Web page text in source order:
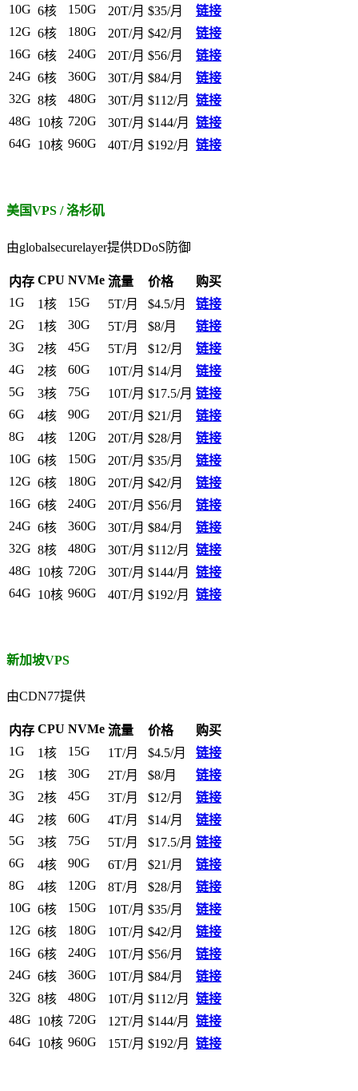
10G 6核 150G 20T/月 $35/月
链接
12G 6核 180G 20T/月 $42/月
链接
16G 6核 240G 20T/月 $56/月
链接
24G 6核 360G 30T/月 $84/月
链接
32G 8核 480G 30T/月 $112/月
链接
48G 10核 720G 30T/月 $144/月
链接
64G 10核 960G 40T/月 $192/月 链接
美国VPS / 洛杉矶
由globalsecurelayer提供DDoS防御
内存 CPU NVMe 流量 价格
购买
1G
1核 15G 5T/月 $4.5/月
链接
2G
1核 30G 5T/月 $8/月
链接
3G
2核 45G 5T/月 $12/月
链接
4G
2核 60G 10T/月 $14/月
链接
5G
3核 75G 10T/月 $17.5/月 链接
6G
4核 90G 20T/月 $21/月
链接
8G
4核 120G 20T/月 $28/月
链接
10G 6核 150G 20T/月 $35/月
链接
12G 6核 180G 20T/月 $42/月
链接
16G 6核 240G 20T/月 $56/月
链接
24G 6核 360G 30T/月 $84/月
链接
32G 8核 480G 30T/月 $112/月
链接
48G 10核 720G 30T/月 $144/月
链接
64G 10核 960G 40T/月 $192/月 链接
新加坡VPS
由CDN77提供
内存 CPU NVMe 流量 价格
购买
1G
1核 15G 1T/月 $4.5/月
链接
2G
1核 30G 2T/月 $8/月
链接
3G
2核 45G 3T/月 $12/月
链接
4G
2核 60G 4T/月 $14/月
链接
5G
3核 75G 5T/月 $17.5/月 链接
6G
4核 90G 6T/月 $21/月
链接
8G
4核 120G 8T/月 $28/月
链接
10G 6核 150G 10T/月 $35/月
链接
12G 6核 180G 10T/月 $42/月
链接
16G 6核 240G 10T/月 $56/月
链接
24G 6核 360G 10T/月 $84/月
链接
32G 8核 480G 10T/月 $112/月
链接
48G 10核 720G 12T/月 $144/月
链接
64G 10核 960G 15T/月 $192/月 链接